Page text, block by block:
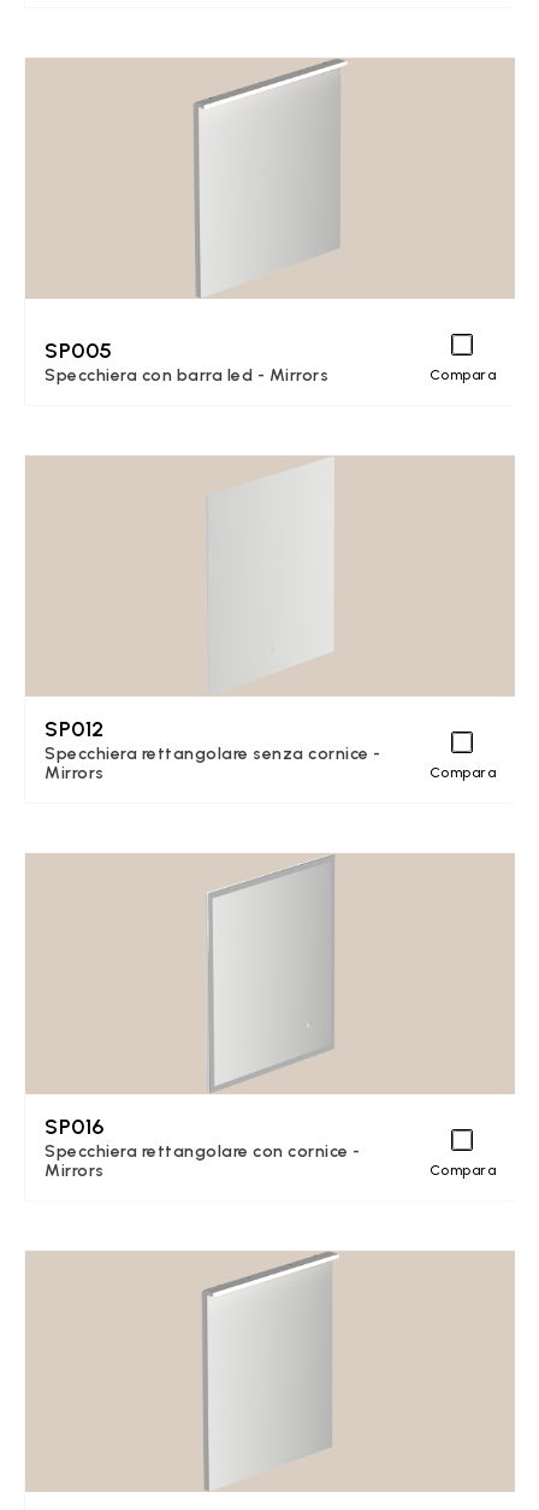
SP005
Specchiera con barra led - Mirrors Compara
SP012
Specchiera rettangolare senza cornice -
Mirrors
Compara
SP016
Specchiera rettangolare con cornice -
Mirrors
Compara